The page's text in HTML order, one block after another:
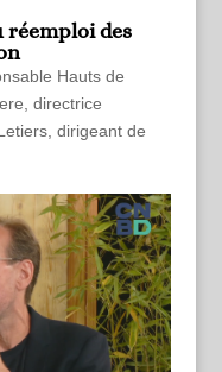
réemploi des
Hauts de
directrice
dirigeant de